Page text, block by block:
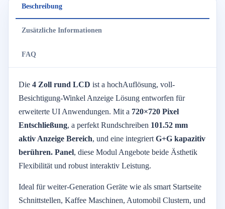
Beschreibung
Zusätzliche Informationen
FAQ
Die 4 Zoll rund LCD ist a hochAuflösung, voll-
Besichtigung-Winkel Anzeige Lösung entworfen für
erweiterte UI Anwendungen. Mit a 720×720 Pixel
Entschließung, a perfekt Rundschreiben 101.52 mm
aktiv Anzeige Bereich, und eine integriert G+G kapazitiv
berühren. Panel, diese Modul Angebote beide Ästhetik
Flexibilität und robust interaktiv Leistung.
Ideal fürweiter-Generation Geräte wie als smart Startseite
Schnittstellen, Kaffee Maschinen, Automobil Clustern, und